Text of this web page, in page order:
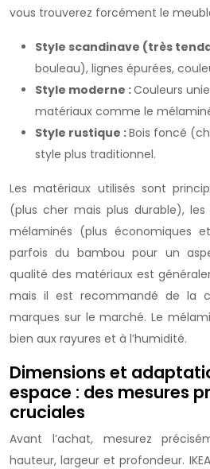
vous trouverez forcément le
Style scandinave (très
bouleau), lignes épurées,
Style moderne :Couleurs
matériaux comme le
Style rustique :Bois foncé
style plus traditionnel.
Les matériaux utilisés sont
(plus cher mais plus durable),
mélaminés (plus économiques
parfois du bambou pour un
qualité des matériaux est
mais il est recommandé de la
marques sur le marché. Le
bien aux rayures et à l’humidité.
Dimensions et
espace : des mesures
cruciales
Avant l’achat, mesurez
hauteur, largeur et profondeur.